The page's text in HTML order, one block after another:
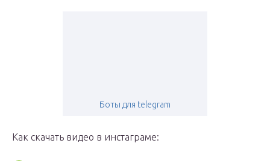
Боты для telegram
Как скачать видео в инстаграме: